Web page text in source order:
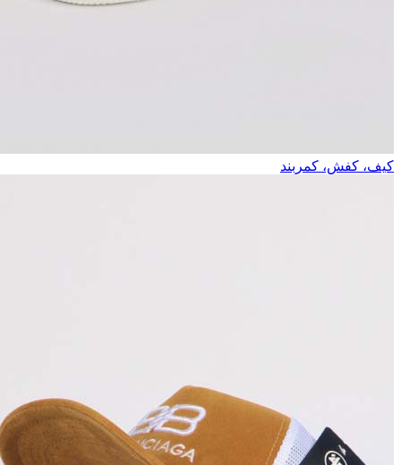
کیف، کفش، کمربند